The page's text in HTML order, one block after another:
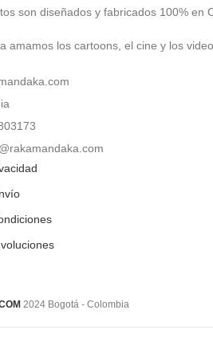
son diseñados y fabricados 100% en
amamos los cartoons, el cine y los
2024 Bogotá - Colombia